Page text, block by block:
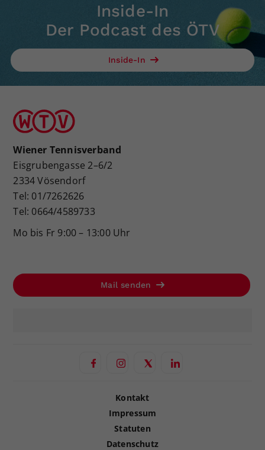
Inside-In
Der Podcast des ÖTV
Inside-In
Wiener Tennisverband
Eisgrubengasse 2–6/2
2334 Vösendorf
Tel: 01/7262626
Tel: 0664/4589733
Mo bis Fr 9:00 – 13:00 Uhr
Mail senden
Kontakt
Impressum
Statuten
Datenschutz